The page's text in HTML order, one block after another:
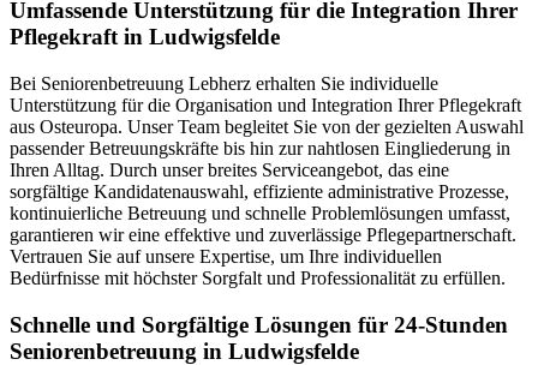
Umfassende Unterstützung für die Integration Ihrer
Pflegekraft in Ludwigsfelde
Bei Seniorenbetreuung Lebherz erhalten Sie individuelle
Unterstützung für die Organisation und Integration Ihrer Pflegekraft
aus Osteuropa. Unser Team begleitet Sie von der gezielten Auswahl
passender Betreuungskräfte bis hin zur nahtlosen Eingliederung in
Ihren Alltag. Durch unser breites Serviceangebot, das eine
sorgfältige Kandidatenauswahl, effiziente administrative Prozesse,
kontinuierliche Betreuung und schnelle Problemlösungen umfasst,
garantieren wir eine effektive und zuverlässige Pflegepartnerschaft.
Vertrauen Sie auf unsere Expertise, um Ihre individuellen
Bedürfnisse mit höchster Sorgfalt und Professionalität zu erfüllen.
Schnelle und Sorgfältige Lösungen für 24-Stunden
Seniorenbetreuung in Ludwigsfelde